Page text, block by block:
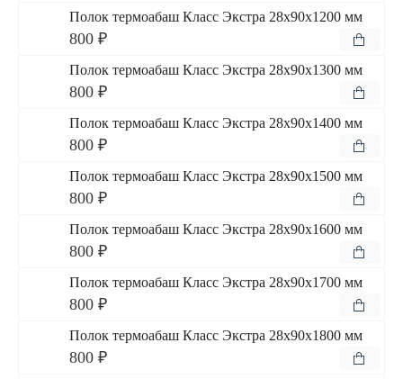
Полок термоабаш Класс Экстра 28x90x1200 мм
800 ₽
Полок термоабаш Класс Экстра 28x90x1300 мм
800 ₽
Полок термоабаш Класс Экстра 28x90x1400 мм
800 ₽
Полок термоабаш Класс Экстра 28x90x1500 мм
800 ₽
Полок термоабаш Класс Экстра 28x90x1600 мм
800 ₽
Полок термоабаш Класс Экстра 28x90x1700 мм
800 ₽
Полок термоабаш Класс Экстра 28x90x1800 мм
800 ₽